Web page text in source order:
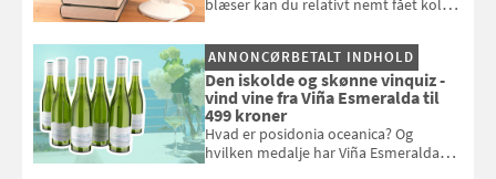
blæser kan du relativt nemt fået koldt
og se, hvordan du gør
ANNONCØRBETALT INDHOLD
Den iskolde og skønne vinquiz -
vind vine fra Viña Esmeralda til
499 kroner
Hvad er posidonia oceanica? Og
hvilken medalje har Viña Esmeralda